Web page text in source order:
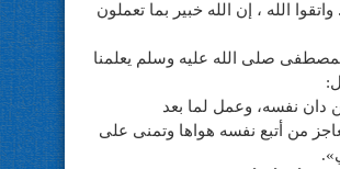
الله ، إن الله خبير بما تعملون
صلى الله عليه وسلم يعلمنا
دان نفسه، وعمل لما بعد
من أتبع نفسه هواها وتمنى على